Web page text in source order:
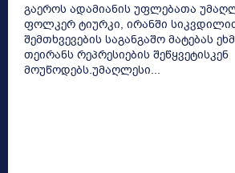
გაეროს ადამიანის უფლებათა
ფოლკერ ტიურკი, ირანში
შემთხვევების საგანგაშო მატებას
თეირანს რეპრესიების შეწყვეტისკენ
მოუწოდებს.უმაღლესი...